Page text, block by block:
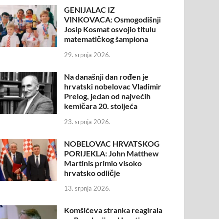
GENIJALAC IZ
VINKOVACA: Osmogodišnji
Josip Kosmat osvojio titulu
matematičkog šampiona
29. srpnja 2026.
Na današnji dan rođen je
hrvatski nobelovac Vladimir
Prelog, jedan od najvećih
kemičara 20. stoljeća
23. srpnja 2026.
NOBELOVAC HRVATSKOG
PORIJEKLA: John Matthew
Martinis primio visoko
hrvatsko odličje
13. srpnja 2026.
Komšićeva stranka reagirala